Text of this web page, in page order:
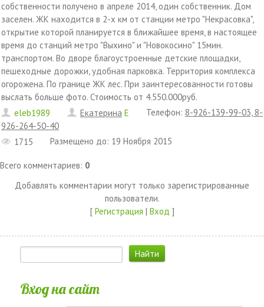
собственности получено в апреле 2014, один собственник. Дом
заселен. ЖК находится в 2-х км от станции метро "Некрасовка",
открытие которой планируется в ближайшее время, в настоящее
время до станций метро "Выхино" и "Новокосино" 15мин.
транспортом. Во дворе благоустроенные детские площадки,
пешеходные дорожки, удобная парковка. Территория комплекса
огорожена. По границе ЖК лес. При заинтересованности готовы
выслать больше фото. Стоимость от 4.550.000руб.
eleb1989
Екатерина E Телефон: 8-926-139-99-03, 8-
926-264-50-40
1715
Размещено до: 19 Ноября 2015
Всего комментариев: 0
Добавлять комментарии могут только зарегистрированные
пользователи.
[ Регистрация | Вход ]
Вход на сайт